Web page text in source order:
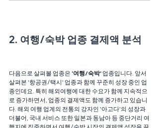
2. 여행/숙박 업종 결제액 분석
다음으로 살펴볼 업종은 '여행/숙박' 업종입니다. 앞서
살펴본 '항공권/택시' 업종과 함께 꾸준히 성장 중인 업
종인데요. 특히 해외여행에 대한 수요가 함께 지속적으
로 증가하면서, 업종의 결제액도 함께 증가하고 있습니
다. 해외 여행 업계의 전통의 강자인 '아고다'의 성장과
더불어, 국내 서비스 또한 일본과 동남아 등 중단거리 여